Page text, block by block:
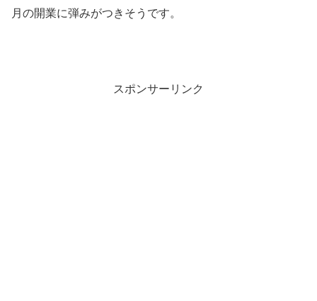
月の開業に弾みがつきそうです。
スポンサーリンク